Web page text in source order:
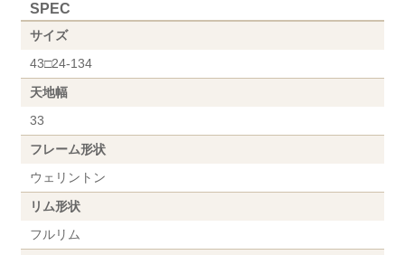
SPEC
サイズ
43□24-134
天地幅
33
フレーム形状
ウェリントン
リム形状
フルリム